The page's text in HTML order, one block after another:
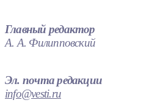
Главный редактор
А. А. Филипповский
Эл. почта редакции
info@vesti.ru